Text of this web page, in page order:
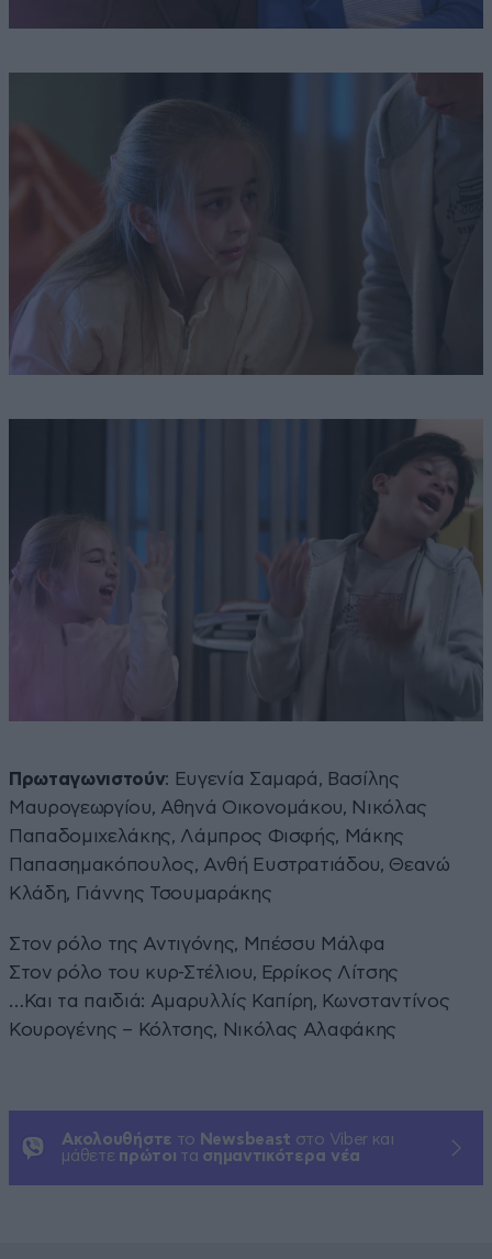
Πρωταγωνιστούν: Ευγενία Σαμαρά, Βασίλης
Μαυρογεωργίου, Αθηνά Οικονομάκου, Νικόλας
Παπαδομιχελάκης, Λάμπρος Φισφής, Μάκης
Παπασημακόπουλος, Ανθή Ευστρατιάδου, Θεανώ
Κλάδη, Γιάννης Τσουμαράκης
Στον ρόλο της Αντιγόνης, Μπέσσυ Μάλφα
Στον ρόλο του κυρ-Στέλιου, Ερρίκος Λίτσης
…Και τα παιδιά: Αμαρυλλίς Καπίρη, Κωνσταντίνος
Κουρογένης – Κόλτσης, Νικόλας Αλαφάκης
Ακολουθήστε το Newsbeast στο Viber και
μάθετε πρώτοι τα σημαντικότερα νέα